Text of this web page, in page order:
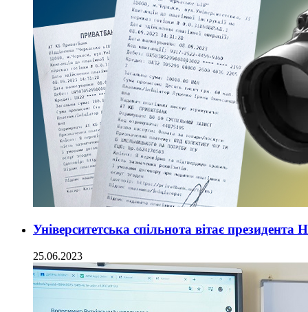
Університетська спільнота вітає
25.06.2023